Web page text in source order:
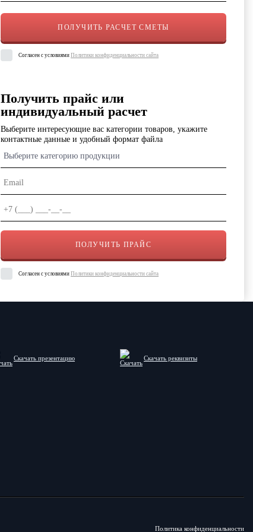
Согласен с условиями Политики конфиденциальности сайта
Получить прайс или
индивидуальный расчет
Выберите интересующие вас категории товаров, укажите
контактные данные и удобный формат файла
Выберите категорию продукции
Согласен с условиями Политики конфиденциальности сайта
Скачать презентацию Скачать реквизиты
Политика конфиденциальности